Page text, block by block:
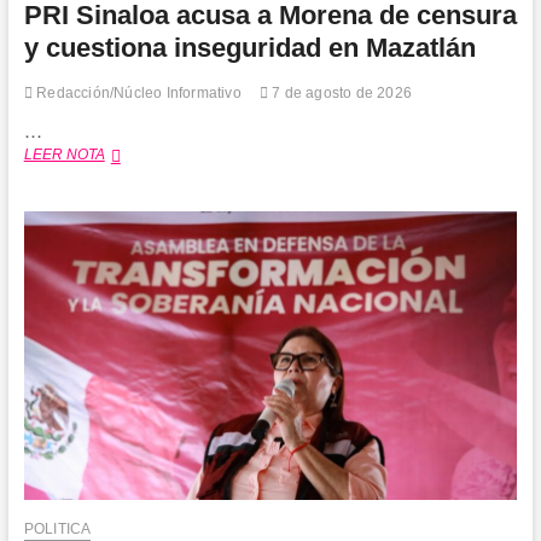
PRI Sinaloa acusa a Morena de censura
y cuestiona inseguridad en Mazatlán
Redacción/Núcleo Informativo 7 de agosto de 2026
…
LEER NOTAPRI
a
Morena
de
censura
y
cuestiona
inseguridad
en
Mazatlán
POLITICA